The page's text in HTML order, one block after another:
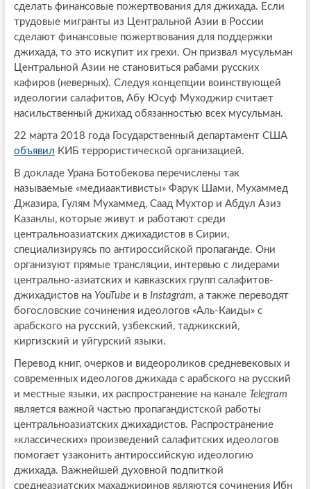
сделать финансовые пожертвования для джихада. Если
трудовые мигранты из Центральной Азии в России
сделают финансовые пожертвования для поддержки
джихада, то это искупит их грехи. Он призвал мусульман
Центральной Азии не становиться рабами русских
кафиров (неверных). Следуя концепции воинствующей
идеологии салафитов, Абу Юсуф Муходжир считает
насильственный джихад обязанностью всех мусульман.
22 марта 2018 года Государственный департамент США
объявил КИБ террористической организацией.
В докладе Урана Ботобекова перечислены так
называемые «медиаактивисты» Фарук Шами, Мухаммед
Джазира, Гулям Мухаммед, Саад Мухтор и Абдул Азиз
Казанлы, которые живут и работают среди
центральноазиатских джихадистов в Сирии,
специализируясь по антироссийской пропаганде. Они
организуют прямые трансляции, интервью с лидерами
центрально-азиатских и кавказских групп салафитов-
джихадистов на YouTubeи в Instagram, а также переводят
богословские сочинения идеологов «Аль-Каиды» с
арабского на русский, узбекский, таджикский,
киргизский и уйгурский языки.
Перевод книг, очерков и видеороликов средневековых и
современных идеологов джихада с арабского на русский
и местные языки, их распространение на канале Telegram
является важной частью пропагандистской работы
центральноазиатских джихадистов. Распространение
«классических» произведений салафитских идеологов
помогает узаконить антироссийскую идеологию
джихада. Важнейшей духовной подпиткой
среднеазиатских махаджиринов являются сочинения Ибн